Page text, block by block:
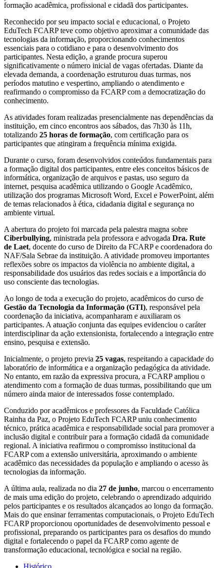
formação acadêmica, profissional e cidadã dos participantes.
Reconhecido por seu impacto social e educacional, o Projeto
EduTech FCARP teve como objetivo aproximar a comunidade das
tecnologias da informação, proporcionando conhecimentos
essenciais para o cotidiano e para o desenvolvimento dos
participantes. Nesta edição, a grande procura superou
significativamente o número inicial de vagas ofertadas. Diante da
elevada demanda, a coordenação estruturou duas turmas, nos
períodos matutino e vespertino, ampliando o atendimento e
reafirmando o compromisso da FCARP com a democratização do
conhecimento.
As atividades foram realizadas presencialmente nas dependências da
instituição, em cinco encontros aos sábados, das 7h30 às 11h,
totalizando 25 horas de formação, com certificação para os
participantes que atingiram a frequência mínima exigida.
Durante o curso, foram desenvolvidos conteúdos fundamentais para
a formação digital dos participantes, entre eles conceitos básicos de
informática, organização de arquivos e pastas, uso seguro da
internet, pesquisa acadêmica utilizando o Google Acadêmico,
utilização dos programas Microsoft Word, Excel e PowerPoint, além
de temas relacionados à ética, cidadania digital e segurança no
ambiente virtual.
A abertura do projeto foi marcada pela palestra magna sobre
Ciberbullying, ministrada pela professora e advogada Dra. Rute
de Laet, docente do curso de Direito da FCARP e coordenadora do
NAF/Sala Sebrae da instituição. A atividade promoveu importantes
reflexões sobre os impactos da violência no ambiente digital, a
responsabilidade dos usuários das redes sociais e a importância do
uso consciente das tecnologias.
Ao longo de toda a execução do projeto, acadêmicos do curso de
Gestão da Tecnologia da Informação (GTI), responsável pela
coordenação da iniciativa, acompanharam e auxiliaram os
participantes. A atuação conjunta das equipes evidenciou o caráter
interdisciplinar da ação extensionista, fortalecendo a integração entre
ensino, pesquisa e extensão.
Inicialmente, o projeto previa 25 vagas, respeitando a capacidade do
laboratório de informática e a organização pedagógica da atividade.
No entanto, em razão da expressiva procura, a FCARP ampliou o
atendimento com a formação de duas turmas, possibilitando que um
número ainda maior de interessados fosse contemplado.
Conduzido por acadêmicos e professores da Faculdade Católica
Rainha da Paz, o Projeto EduTech FCARP uniu conhecimento
técnico, prática acadêmica e responsabilidade social para promover a
inclusão digital e contribuir para a formação cidadã da comunidade
regional. A iniciativa reafirmou o compromisso institucional da
FCARP com a extensão universitária, aproximando o ambiente
acadêmico das necessidades da população e ampliando o acesso às
tecnologias da informação.
A última aula, realizada no dia 27 de junho, marcou o encerramento
de mais uma edição do projeto, celebrando o aprendizado adquirido
pelos participantes e os resultados alcançados ao longo da formação.
Mais do que ensinar ferramentas computacionais, o Projeto EduTech
FCARP proporcionou oportunidades de desenvolvimento pessoal e
profissional, preparando os participantes para os desafios do mundo
digital e fortalecendo o papel da FCARP como agente de
transformação educacional, tecnológica e social na região.
Histórico